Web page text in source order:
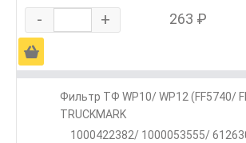
- + 263 ₽
Ä
Фильтр ТФ WP10/ WP12 (FF5740/
TRUCKMARK
1000422382/ 1000053555/